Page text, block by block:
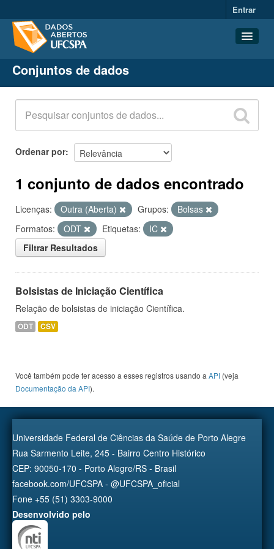
Entrar
Conjuntos de dados
Organizações
Grupos
Sobre
Conjuntos de dados
Ordenar por
1 conjunto de dados encontrado
Licenças: Outra (Aberta) Grupos:
Bolsas
Formatos:
ODT Etiquetas:
IC
Filtrar Resultados
Bolsistas de Iniciação Científica
Relação de bolsistas de iniciação Científica.
ODT CSV
Você também pode ter acesso a esses registros usando a API (veja
Documentação da API).
Universidade Federal de Ciências da Saúde de Porto Alegre
Rua Sarmento Leite, 245 - Bairro Centro Histórico
CEP: 90050-170 - Porto Alegre/RS - Brasil
facebook.com/UFCSPA - @UFCSPA_oficial
Fone +55 (51) 3303-9000
Desenvolvido pelo